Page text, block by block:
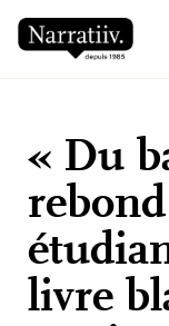
« Du
livre